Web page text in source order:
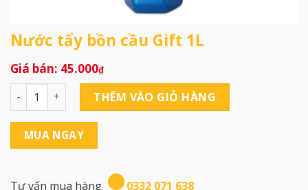
Nước tẩy bồn cầu Gift 1L
45.000₫
Nước tẩy bồn cầu Gift 1L số lượng
THÊM VÀO GIỎ HÀNG
MUA NGAY
Tư vấn mua hàng
0332 071 638